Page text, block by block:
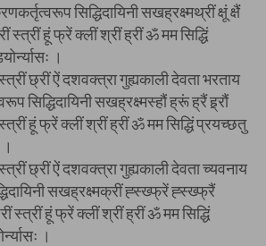
सिद्धिदायिनी सखह्रक्ष्मथ्रीं क्षूं क्षैं
स्त्रीं हूं फ्रें क्लीं श्रीं ह्रीं ॐ मम सिद्धिं
।
छ्रीं ऐं दशवक्त्रा गुह्यकाली देवता भरताय
सिद्धिदायिनी सखह्रक्ष्मस्हौं ह्रूं ह्रैं ह्र्रौं
हूं फ्रें क्लीं श्रीं ह्रीं ॐ मम सिद्धिं प्रयच्छतु
छ्रीं ऐं दशवक्त्रा गुह्यकाली देवता च्यवनाय
सखह्रक्ष्मक्रीं ह्स्ख्फ्रें ह्स्ख्फ्रैं
स्त्रीं हूं फ्रें क्लीं श्रीं ह्रीं ॐ मम सिद्धिं
।